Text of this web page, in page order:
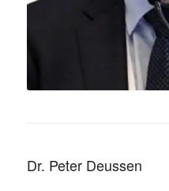
Dr. Peter Deussen